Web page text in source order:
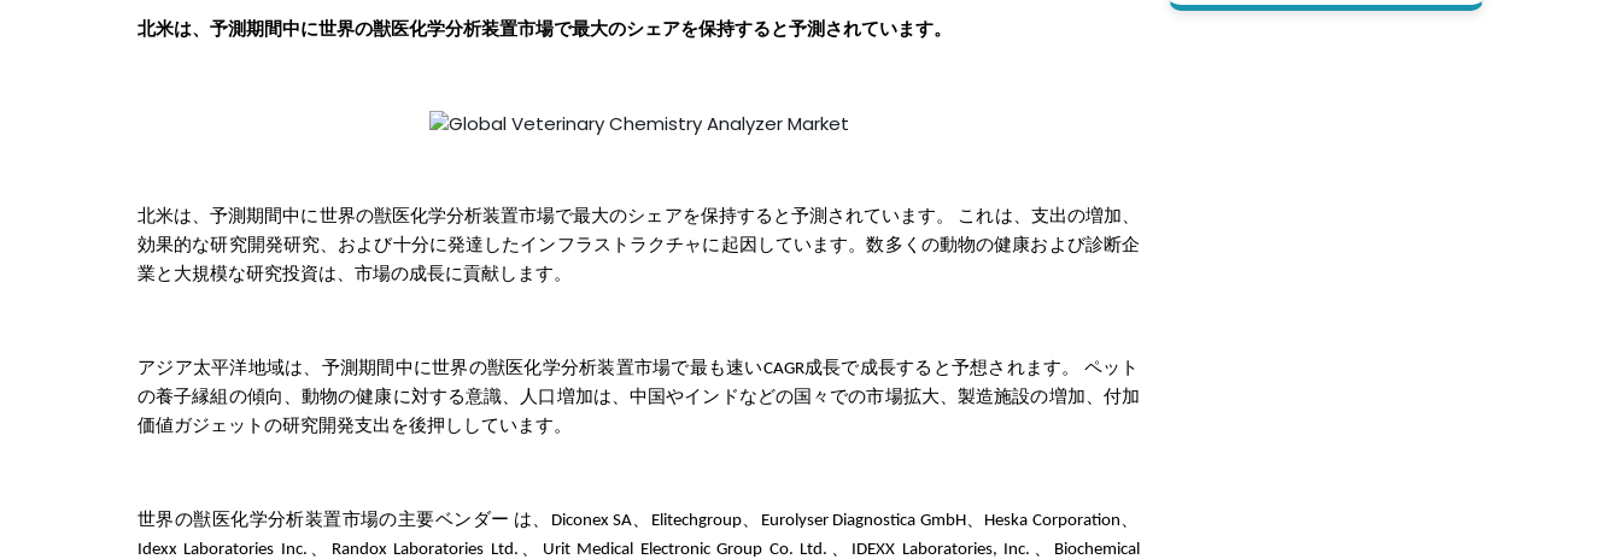
北米は、予測期間中に世界の獣医化学分析装置市場で最大のシェアを保持すると予測されています。
北米は、予測期間中に世界の獣医化学分析装置市場で最大のシェアを保持すると予測されています。
これは、支出の増加、
効果的な研究開発研究、および十分に発達したインフラストラクチャに起因しています。数多くの動物の健康および診断企
業と大規模な研究投資は、市場の成長に貢献します。
アジア太平洋地域は、予測期間中に世界の獣医化学分析装置市場で最も速いCAGR成長で成長すると予想されます。 ペット
の養子縁組の傾向、動物の健康に対する意識、人口増加は、中国やインドなどの国々での市場拡大、製造施設の増加、付加
価値ガジェットの研究開発支出を後押ししています。
世界の獣医化学分析装置市場の主要ベンダー は、Diconex SA、Elitechgroup、Eurolyser Diagnostica GmbH、Heska Corporation、
Idexx Laboratories Inc.、Randox Laboratories Ltd.、Urit Medical Electronic Group Co. Ltd.、IDEXX Laboratories, Inc.、Biochemical